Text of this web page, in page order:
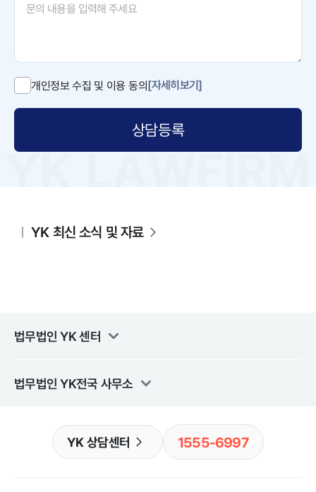
개인정보 수집 및 이용 동의[자세히보기]
상담등록
YK 최신 소식 및 자료
법무법인 YK센터
법무법인 YK전국 사무소
YK 상담센터 1555-6997